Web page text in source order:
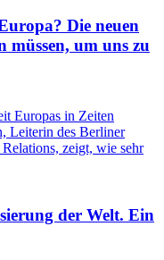
Die neuen
müssen, um uns zu
Europas in Zeiten
Leiterin des Berliner
zeigt, wie sehr
der Welt. Ein